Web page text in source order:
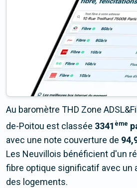
Au baromètre THD Zone
de-Poitou est classée 3341 ème
avec une note couverture de
Les Neuvillois bénéficient d'un
fibre optique significatif avec un
des logements.